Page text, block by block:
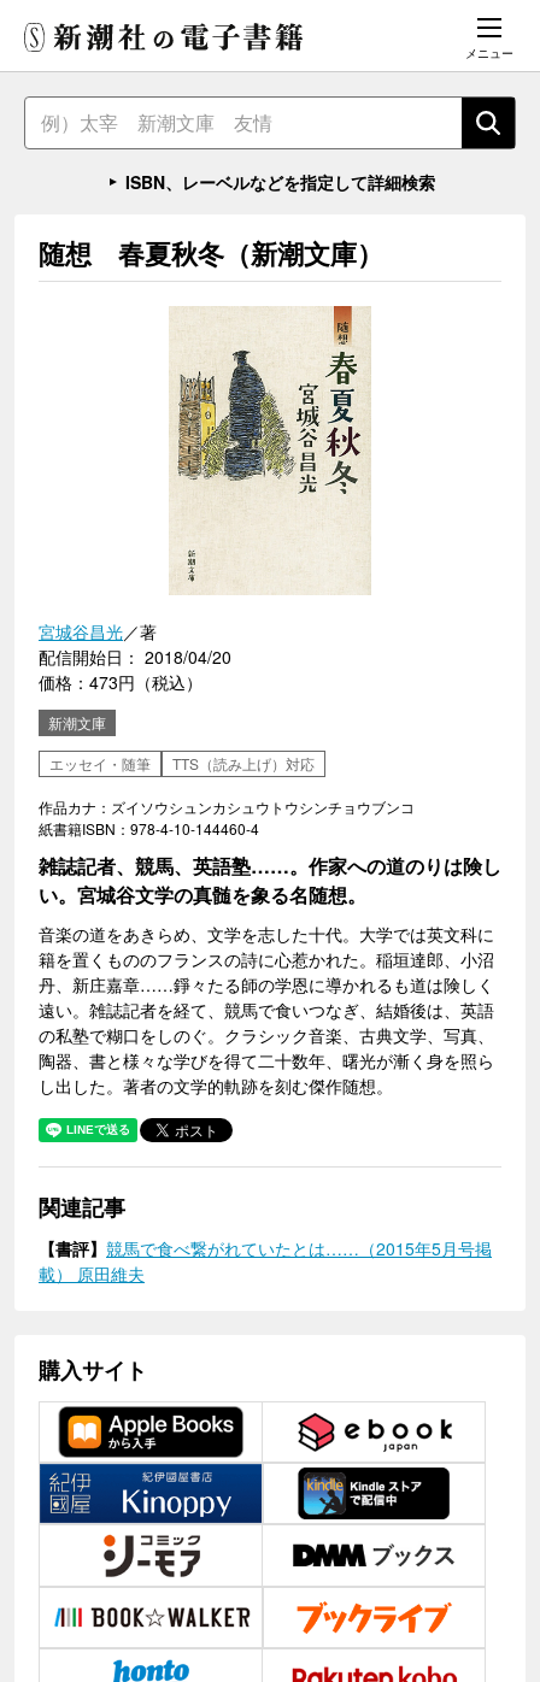
メニュー
ISBN、レーベルなどを指定して詳細検索
随想 春夏秋冬（新潮文庫）
宮城谷昌光／著
配信開始日： 2018/04/20
価格：473円（税込）
新潮文庫
エッセイ・随筆
TTS（読み上げ）対応
作品カナ：ズイソウシュンカシュウトウシンチョウブンコ
紙書籍ISBN：978-4-10-144460-4
雑誌記者、競馬、英語塾……。作家への道のりは険し
い。宮城谷文学の真髄を象る名随想。
音楽の道をあきらめ、文学を志した十代。大学では英文科に
籍を置くもののフランスの詩に心惹かれた。稲垣達郎、小沼
丹、新庄嘉章……錚々たる師の学恩に導かれるも道は険しく
遠い。雑誌記者を経て、競馬で食いつなぎ、結婚後は、英語
の私塾で糊口をしのぐ。クラシック音楽、古典文学、写真、
陶器、書と様々な学びを得て二十数年、曙光が漸く身を照ら
し出した。著者の文学的軌跡を刻む傑作随想。
関連記事
【書評】 競馬で食べ繋がれていたとは……（2015年5月号掲
載） 原田維夫
購入サイト